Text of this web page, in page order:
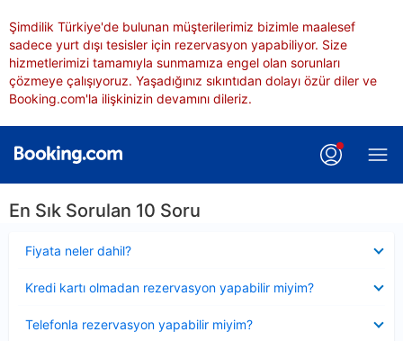
Şimdilik Türkiye'de bulunan müşterilerimiz bizimle maalesef
sadece yurt dışı tesisler için rezervasyon yapabiliyor. Size
hizmetlerimizi tamamıyla sunmamıza engel olan sorunları
çözmeye çalışıyoruz. Yaşadığınız sıkıntıdan dolayı özür diler ve
Booking.com'la ilişkinizin devamını dileriz.
En Sık Sorulan 10 Soru
Fiyata neler dahil?
Kredi kartı olmadan rezervasyon yapabilir miyim?
Telefonla rezervasyon yapabilir miyim?